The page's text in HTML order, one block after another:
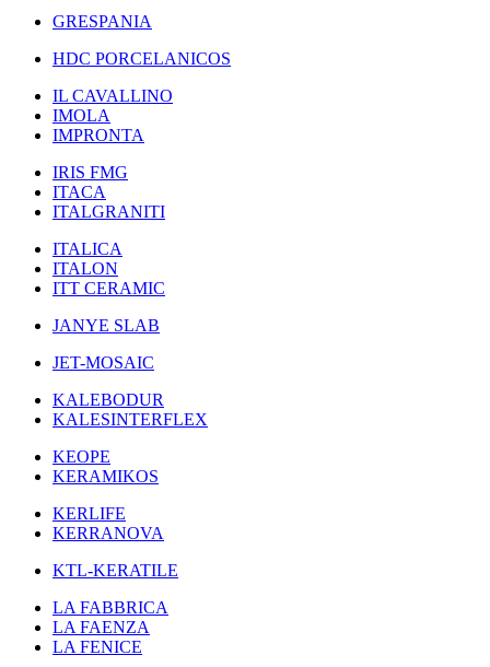
GRESPANIA
HDC PORCELANICOS
IL CAVALLINO
IMOLA
IMPRONTA
IRIS FMG
ITACA
ITALGRANITI
ITALICA
ITALON
ITT CERAMIC
JANYE SLAB
JET-MOSAIC
KALEBODUR
KALESINTERFLEX
KEOPE
KERAMIKOS
KERLIFE
KERRANOVA
KTL-KERATILE
LA FABBRICA
LA FAENZA
LA FENICE